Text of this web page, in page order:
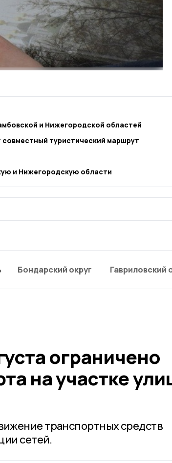
и Нижегородской областей
туристический маршрут
и Нижегородскую области
Бондарский округ Гавриловский
ограничено
на участке
транспортных средств
сетей.